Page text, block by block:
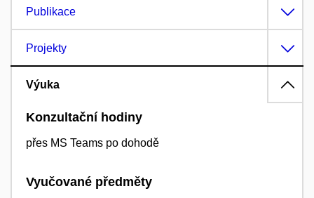
Publikace
Projekty
Výuka
Konzultační hodiny
přes MS Teams po dohodě
Vyučované předměty